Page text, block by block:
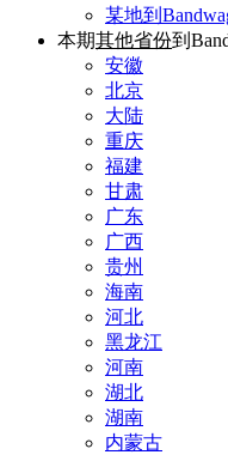
某地到
本期其他省份到
安徽
北京
大陆
重庆
福建
甘肃
广东
广西
贵州
海南
河北
黑龙江
河南
湖北
湖南
内蒙古